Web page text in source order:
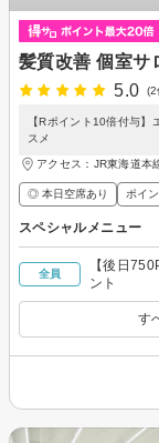
髪質改善 個室サ
5.0
(2
【Rポイント10倍付与
スメ
アクセス：JR東海道本
◎ 本日空席あり ポイ
スペシャルメニュー
全員
【後日
ント
す